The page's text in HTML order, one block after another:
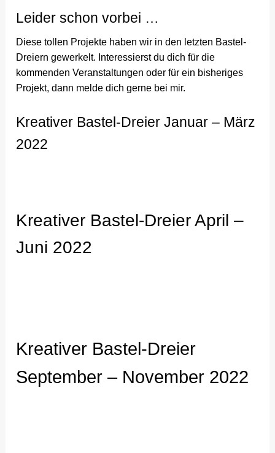
Leider schon vorbei …
Diese tollen Projekte haben wir in den letzten Bastel-
Dreiern gewerkelt. Interessierst du dich für die
kommenden Veranstaltungen oder für ein bisheriges
Projekt, dann melde dich gerne bei mir.
Kreativer Bastel-Dreier Januar – März
2022
Kreativer Bastel-Dreier April –
Juni 2022
Kreativer Bastel-Dreier
September – November 2022